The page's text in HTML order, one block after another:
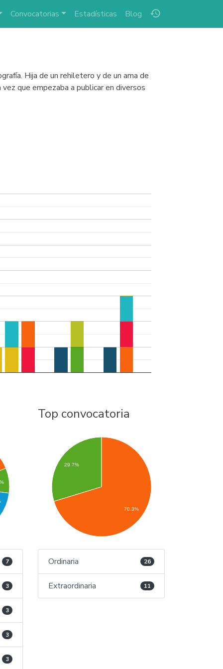
history
Convocatorias Estadísticas Blog
Hija de un rehiletero y de un ama de
que empezaba a publicar en diversos
7
3
3
3
3
Top convocatoria
29.7%
70.3%
Ordinaria 26
Extraordinaria 11